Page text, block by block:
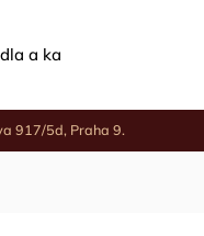
a kadidelnice
917/5d, Praha 9.